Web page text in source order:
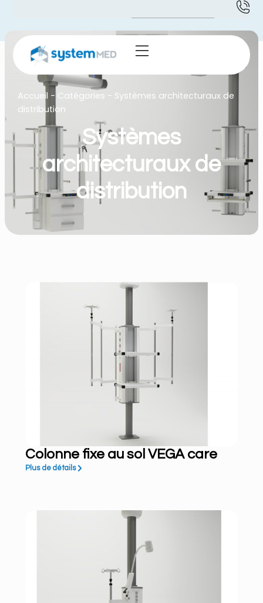
Accueil - Catégories - Systèmes architecturaux de
distribution
Systèmes
architecturaux de
distribution
Colonne fixe au sol VEGA care
Plus de détails